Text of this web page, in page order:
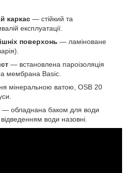
каркас — стійкий та
експлуатації.
поверхонь — ламіноване
— встановлена пароізоляція
мембрана Basic.
мінеральною ватою, OSB 20
— обладнана баком для води
води назовні.